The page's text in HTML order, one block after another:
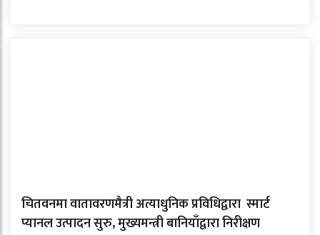
चितवनमा वातावरणमैत्री अत्याधुनिक प्रविधिद्वारा स्मार्ट
प्यानल उत्पादन सुरु, मुख्यमन्त्री बानियाँद्वारा निरीक्षण